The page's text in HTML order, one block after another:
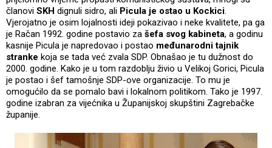
članovi SKH dignuli sidro, ali Picula je ostao u Kockici.
Vjerojatno je osim lojalnosti ideji pokazivao i neke kvalitete, pa ga
je Račan 1992. godine postavio za šefa svog kabineta, a godinu
kasnije Picula je napredovao i postao međunarodni tajnik
stranke koja se tada već zvala SDP. Obnašao je tu dužnost do
2000. godine. Kako je u tom razdoblju živio u Velikoj Gorici, Picula
je postao i šef tamošnje SDP-ove organizacije. To mu je
omogućilo da se pomalo bavi i lokalnom politikom. Tako je 1997.
godine izabran za vijećnika u Županijskoj skupštini Zagrebačke
županije.